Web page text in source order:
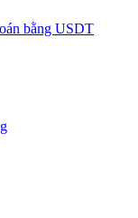
bằng USDT